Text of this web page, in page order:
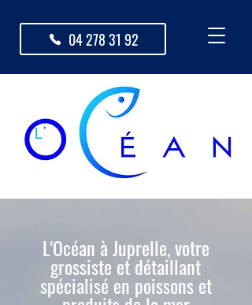
04 278 31 92
L'Océan à Juprelle, votre
grossiste et détaillant
spécialisé en poissons et